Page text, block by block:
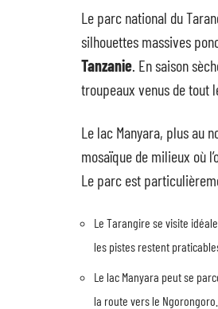
Le parc national du
silhouettes massives
Tanzanie. En saison
troupeaux venus de tout
Le lac Manyara, plus au
mosaïque de milieux où
Le parc est
Le Tarangire se visite
les pistes restent
Le lac Manyara peut se
la route vers le Ngorongoro.